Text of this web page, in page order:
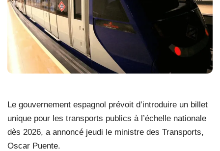
Le gouvernement espagnol prévoit d’introduire un billet
unique pour les transports publics à l’échelle nationale
dès 2026, a annoncé jeudi le ministre des Transports,
Oscar Puente.